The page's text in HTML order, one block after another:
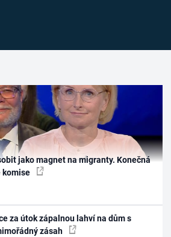
jako magnet na migranty. Konečná
komise
za útok zápalnou lahví na dům s
zásah